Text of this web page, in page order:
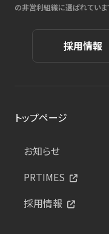
の非営利組織に選ばれていま
採用情報
トップページ
お知らせ
PRTIMES
採用情報